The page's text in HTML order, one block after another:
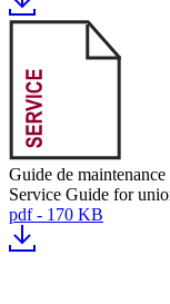
Guide de maintenance
Service Guide for
pdf - 170 KB